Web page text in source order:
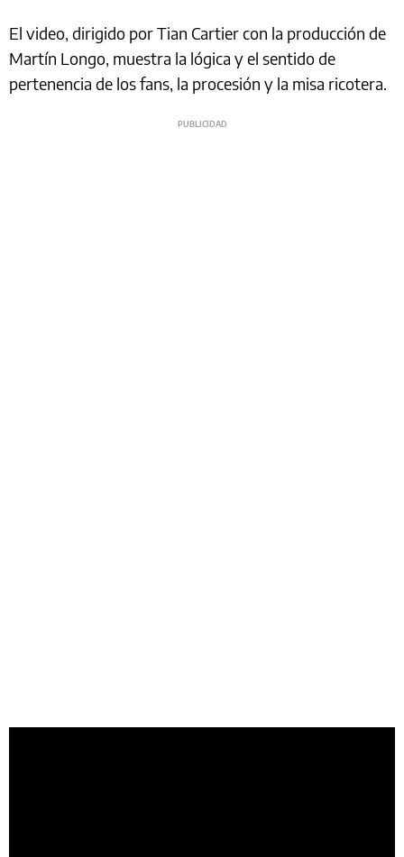
El video, dirigido por Tian Cartier con la producción de
Martín Longo, muestra la lógica y el sentido de
pertenencia de los fans, la procesión y la misa ricotera.